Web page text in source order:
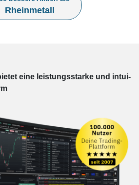
Rheinmetall
eine leis­tungs­star­ke und in­tui­